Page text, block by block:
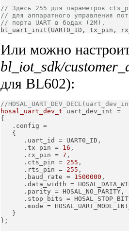
// Здесь 255 для параметров
// для аппаратного управления
// порта UART в бодах (2M).
bl_uart_init(UART0_ID, tx_pin,
Или можно
bl_iot_sdk/
для BL602):
//
hosal_uart_dev_t uart_dev_int =
{
   .config =
   {
      .uart_id = UART0_ID,
      .tx_pin =
16 ,
      .rx_pin =
7 ,
      .cts_pin =
255 ,
      .rts_pin =
255 ,
      .baud_rate =
1500000 ,
.data_width =
      .parity = HOSAL_NO_PARITY,
.stop_bits =
.mode =
   }
};